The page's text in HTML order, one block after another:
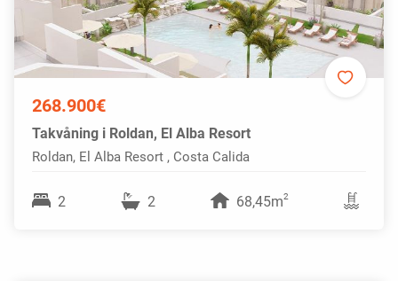
268.900€
Takvåning i Roldan, El Alba Resort
Roldan, El Alba Resort , Costa Calida
2 2 68,45m2